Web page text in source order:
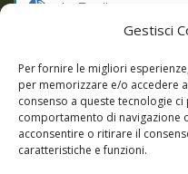
Gestisci
Per fornire le migliori
per memorizzare e/o accedere
consenso a queste tecnologie
comportamento di navigazione
acconsentire o ritirare il
caratteristiche e funzioni.
by Email
RSS
SSL SECURE